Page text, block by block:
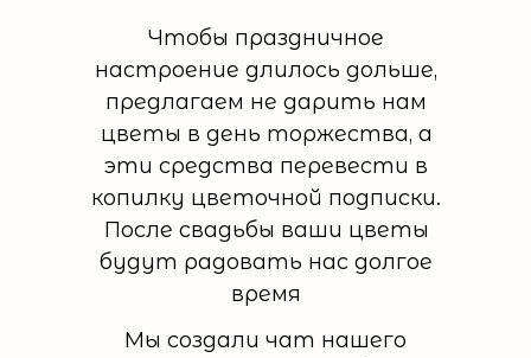
Чтобы праздничное
настроение длилось дольше,
предлагаем не дарить нам
цветы в день торжества, а
эти средства перевести в
копилку цветочной подписки.
После свадьбы ваши цветы
будут радовать нас долгое
время
Мы создали чат нашего